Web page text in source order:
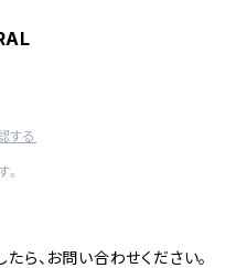
する
ら、お問い合わせください。